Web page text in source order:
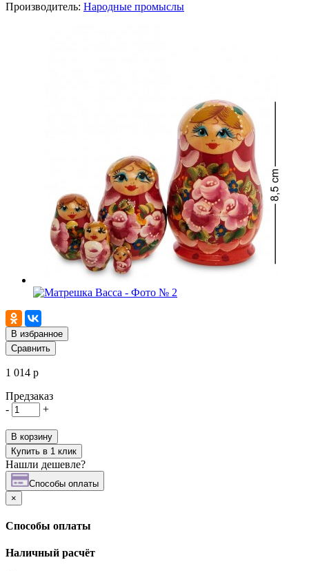
Производитель: Народные промыслы
В избранное
Сравнить
1 014 р
Предзаказ
-
+
В корзину
Купить в 1 клик
Нашли дешевле?
Cпособы оплаты
×
Cпособы оплаты
Наличный расчёт